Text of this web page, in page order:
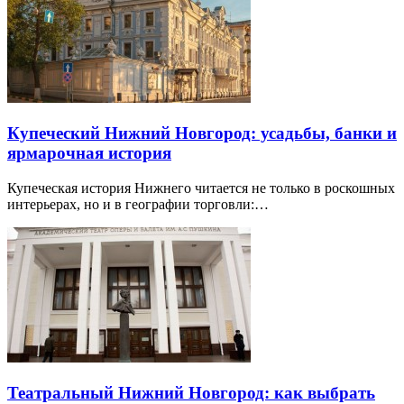
Купеческий Нижний Новгород: усадьбы, банки и
ярмарочная история
Купеческая история Нижнего читается не только в роскошных
интерьерах, но и в географии торговли:…
Театральный Нижний Новгород: как выбрать